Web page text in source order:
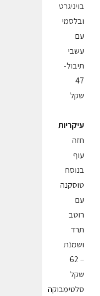
בויניגרט
ובלסמי
עם
עשבי
תיבול-
47
שקל
עיקריות
חזה
עוף
בנוסח
טוסקנה
עם
רוטב
תרד
ושמנת
– 62
שקל
סלטימבוקה